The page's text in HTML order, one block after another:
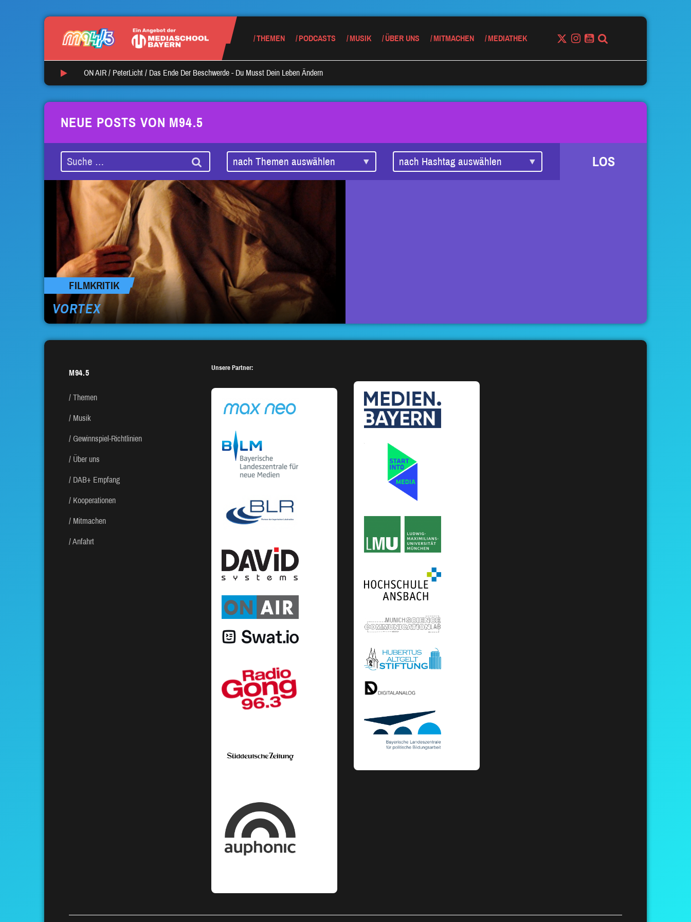
THEMEN PODCASTS MUSIK ÜBER UNS MITMACHEN MEDIATHEK
ON AIR / PeterLicht / Das Ende Der Beschwerde - Du Musst Dein Leben Ändern
NEUE POSTS VON M94.5
LOS
FILMKRITIK
VORTEX
M94.5
Themen
Musik
Gewinnspiel-Richtlinien
Über uns
DAB+ Empfang
Kooperationen
Mitmachen
Anfahrt
Unsere Partner: